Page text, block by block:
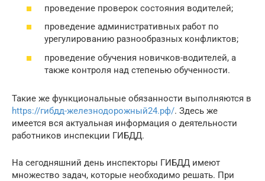
проведение проверок состояния водителей;
проведение административных работ по
урегулированию разнообразных конфликтов;
проведение обучения новичков-водителей, а
также контроля над степенью обученности.
Такие же функциональные обязанности выполняются в
https://гибдд-железнодорожный24.рф/. Здесь же
имеется вся актуальная информация о деятельности
работников инспекции ГИБДД.
На сегодняшний день инспекторы ГИБДД имеют
множество задач, которые необходимо решать. При